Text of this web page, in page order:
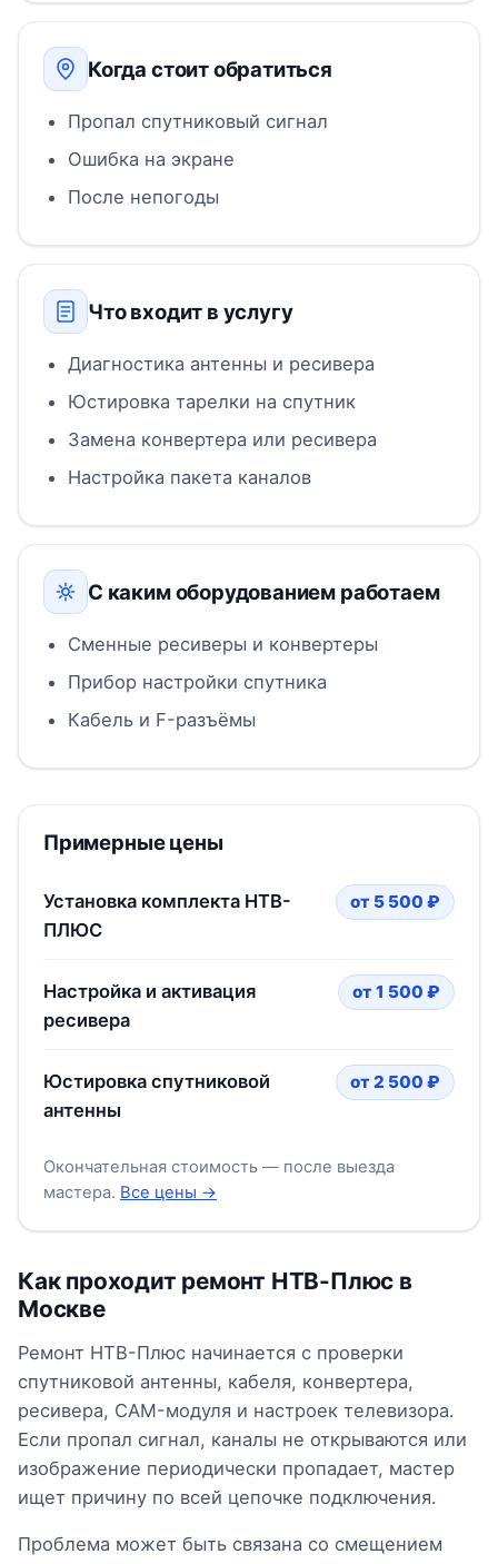
Когда стоит обратиться
Пропал спутниковый сигнал
Ошибка на экране
После непогоды
Что входит в услугу
Диагностика антенны и ресивера
Юстировка тарелки на спутник
Замена конвертера или ресивера
Настройка пакета каналов
С каким оборудованием работаем
Сменные ресиверы и конвертеры
Прибор настройки спутника
Кабель и F-разъёмы
Примерные цены
Установка комплекта НТВ-
ПЛЮС
от 5 500 ₽
Настройка и активация
ресивера
от 1 500 ₽
Юстировка спутниковой
антенны
от 2 500 ₽
Окончательная стоимость — после выезда
мастера. Все цены →
Как проходит ремонт НТВ-Плюс в
Москве
Ремонт НТВ-Плюс начинается с проверки
спутниковой антенны, кабеля, конвертера,
ресивера, CAM-модуля и настроек телевизора.
Если пропал сигнал, каналы не открываются или
изображение периодически пропадает, мастер
ищет причину по всей цепочке подключения.
Проблема может быть связана со смещением